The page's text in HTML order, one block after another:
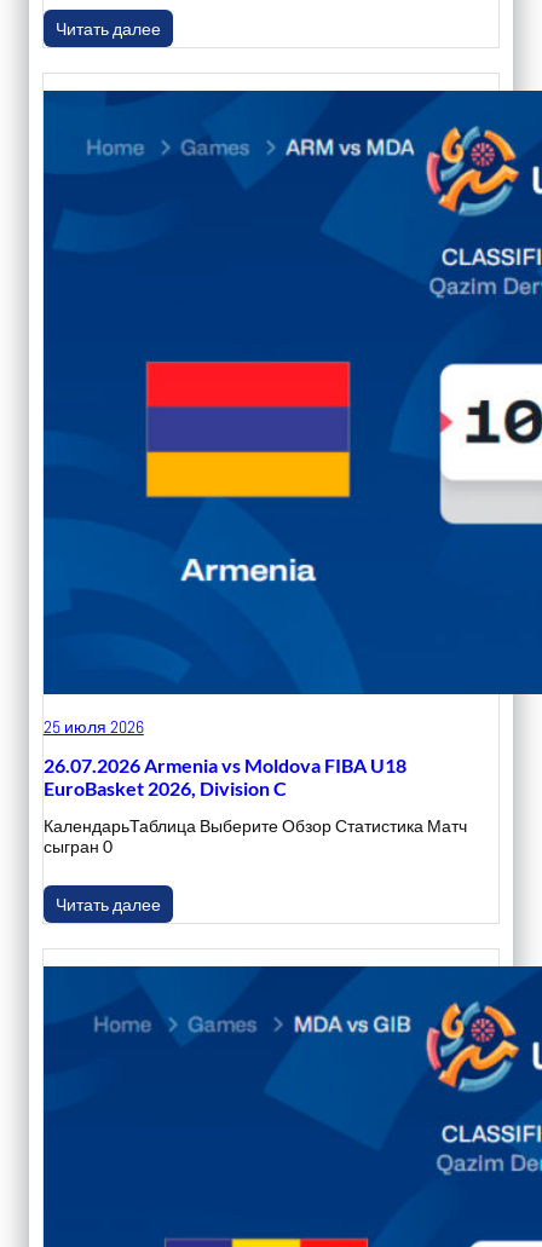
Читать далее
25 июля 2026
26.07.2026 Armenia vs Moldova FIBA U18
EuroBasket 2026, Division C
КалендарьТаблица Выберите Обзор Статистика Матч
сыгран 0
Читать далее